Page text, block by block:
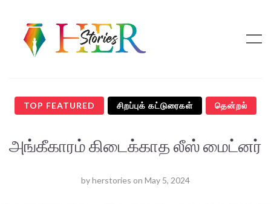
TOP FEATURED சிறப்புக் கட்டுரைகள் தென்றல்
அங்கீகாரம் கிடைக்காத லீஸ் மைட்னர்
byherstories on May 5, 2024